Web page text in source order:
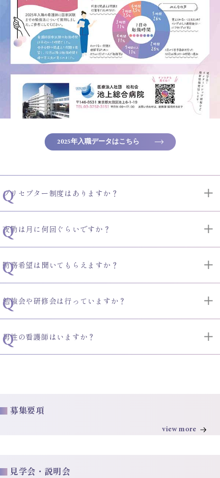
2025年入職データはこちら
プリセプター制度はありますか？
夜勤は月に何回ぐらいですか？
勤務希望は聞いてもらえますか？
勉強会や研修会は行っていますか？
男性の看護師はいますか？
募集要項
view more
見学会・説明会